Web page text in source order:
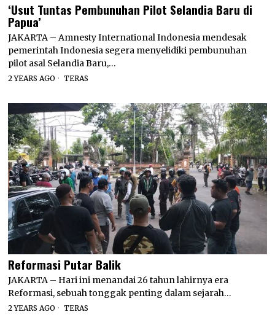
‘Usut Tuntas Pembunuhan Pilot Selandia Baru di
Papua’
JAKARTA – Amnesty International Indonesia mendesak
pemerintah Indonesia segera menyelidiki pembunuhan
pilot asal Selandia Baru,…
2 YEARS AGO TERAS
Reformasi Putar Balik
JAKARTA – Hari ini menandai 26 tahun lahirnya era
Reformasi, sebuah tonggak penting dalam sejarah…
2 YEARS AGO TERAS